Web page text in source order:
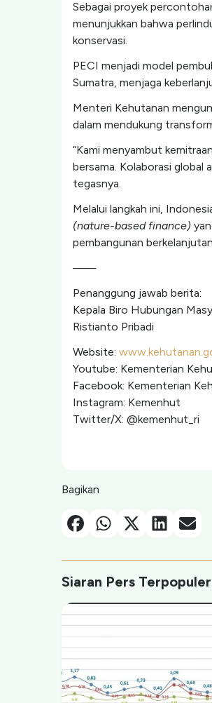
Sebagai proyek
menunjukkan bahwa
konservasi.
PECI menjadi model
Sumatra, menjaga
Menteri Kehutanan
dalam mendukung
“Kami menyambut
bersama. Kolaborasi global
tegasnya.
Melalui langkah ini,
(nature-based finance)
pembangunan
───
Penanggung jawab berita:
Kepala Biro Hubungan
Ristianto Pribadi
Website:
Youtube: Kementerian
Facebook: Kementerian
Instagram: Kemenhut
Twitter/X: @kemenhut_ri
Bagikan
FacebookWhatsappX-TwitterLinkedin
Email
Siaran Pers Terpopuler